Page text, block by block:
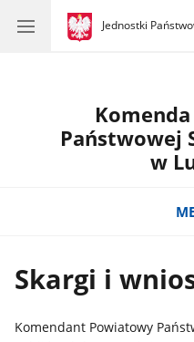
gov.pl
Jednostki
gov.pl
Jednostki
Państwowej
w
Skargi i
Komendant Powiatowy